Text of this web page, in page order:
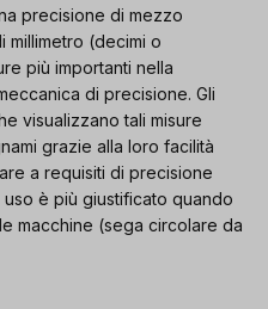
precisione di mezzo
millimetro (decimi o
più importanti nella
di precisione. Gli
visualizzano tali misure
grazie alla loro facilità
a requisiti di precisione
è più giustificato quando
macchine (sega circolare da